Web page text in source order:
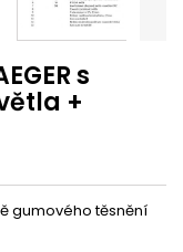
s
+
gumového těsnění